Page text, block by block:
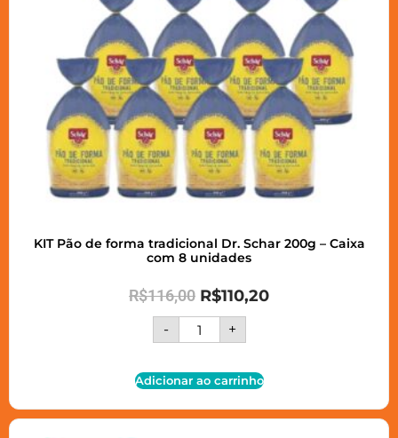
KIT Pão de forma tradicional Dr. Schar 200g – Caixa
com 8 unidades
R$116,00 R$110,20
- +
Adicionar ao carrinho